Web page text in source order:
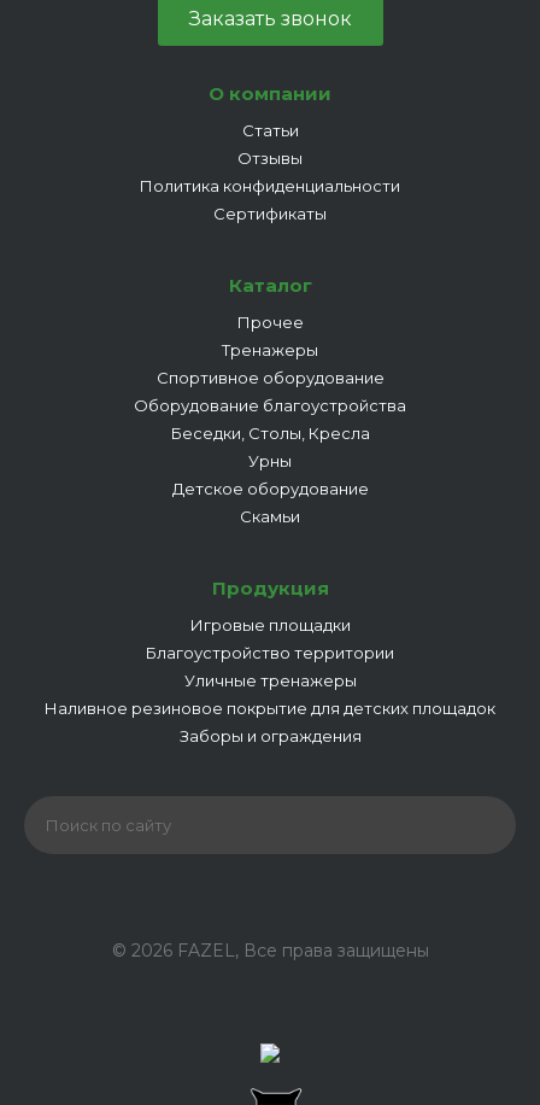
Заказать звонок
О компании
Статьи
Отзывы
Политика конфиденциальности
Сертификаты
Каталог
Прочее
Тренажеры
Спортивное оборудование
Оборудование благоустройства
Беседки, Столы, Кресла
Урны
Детское оборудование
Скамьи
Продукция
Игровые площадки
Благоустройство территории
Уличные тренажеры
Наливное резиновое покрытие для детских площадок
Заборы и ограждения
© 2026 FAZEL, Все права защищены